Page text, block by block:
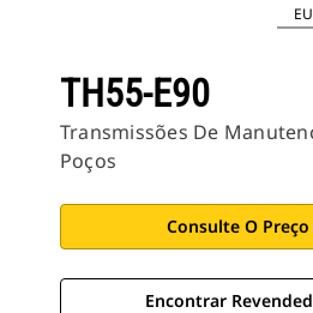
TH55-E90
Transmissões De
Poços
Consulte O Preço
Encontrar